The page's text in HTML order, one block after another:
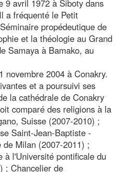
9 avril 1972 à Siboty dans
a fréquenté le Petit
propédeutique de
et la théologie au Grand
Samaya à Bamako, au
novembre 2004 à Conakry.
et a poursuivi ses
la cathédrale de Conakry
comparé des religions à la
Suisse (2007-2010) ;
Saint-Jean-Baptiste -
Milan (2007-2011) ;
à l'Université pontificale du
; Chancelier de